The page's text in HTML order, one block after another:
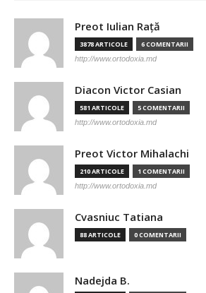
Preot Iulian Raţă
3878 ARTICOLE 6 COMENTARII
http://www.ortodoxia.md
Diacon Victor Casian
581 ARTICOLE 5 COMENTARII
http://www.ortodoxia.md
Preot Victor Mihalachi
210 ARTICOLE 1 COMENTARII
http://www.ortodoxia.md
Cvasniuc Tatiana
88 ARTICOLE 0 COMENTARII
Nadejda B.